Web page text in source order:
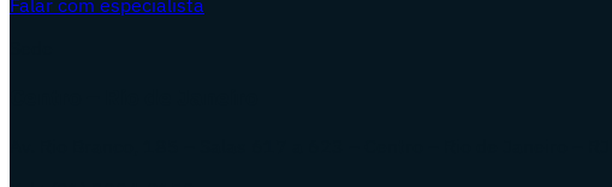
Falar com especialista